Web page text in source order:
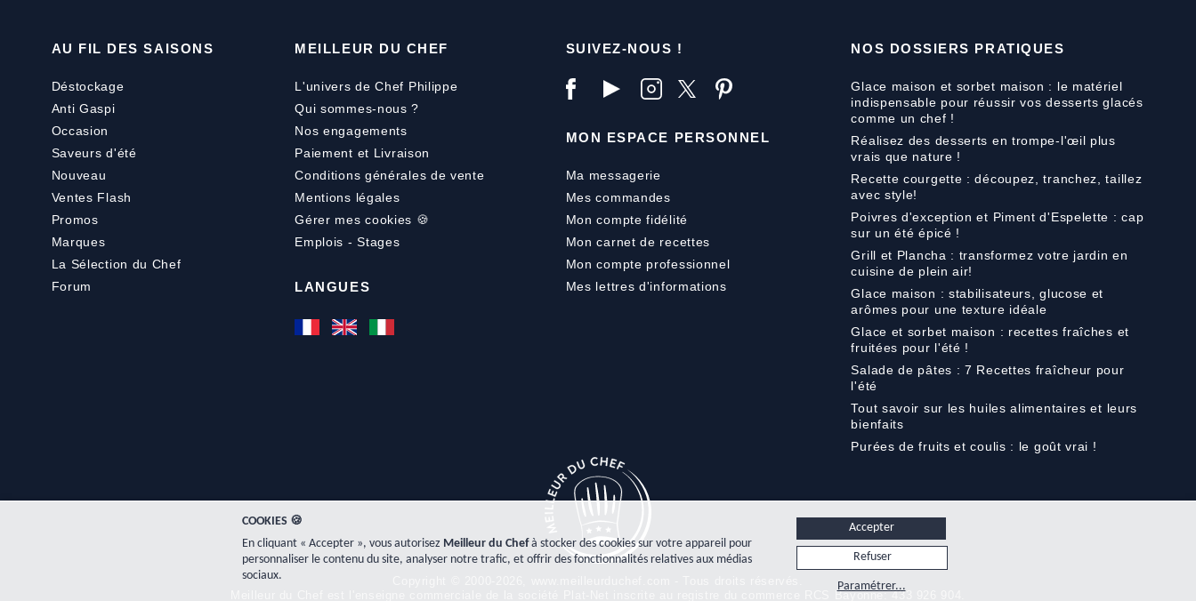
AU FIL DES SAISONS
Déstockage
Anti Gaspi
Occasion
Saveurs d'été
Nouveau
Ventes Flash
Promos
Marques
La Sélection du Chef
Forum
MEILLEUR DU CHEF
L'univers de Chef Philippe
Qui sommes-nous ?
Nos engagements
Paiement et Livraison
Conditions générales de vente
Mentions légales
Gérer mes cookies 🍪
Emplois - Stages
LANGUES
SUIVEZ-NOUS !
MON ESPACE PERSONNEL
Ma messagerie
Mes commandes
Mon compte fidélité
Mon carnet de recettes
Mon compte professionnel
Mes lettres d'informations
NOS DOSSIERS PRATIQUES
Glace maison et sorbet maison : le matériel
indispensable pour réussir vos desserts glacés
comme un chef !
Réalisez des desserts en trompe-l'œil plus
vrais que nature !
Recette courgette : découpez, tranchez, taillez
avec style!
Poivres d'exception et Piment d'Espelette : cap
sur un été épicé !
Grill et Plancha : transformez votre jardin en
cuisine de plein air!
Glace maison : stabilisateurs, glucose et
arômes pour une texture idéale
Glace et sorbet maison : recettes fraîches et
fruitées pour l'été !
Salade de pâtes : 7 Recettes fraîcheur pour
l'été
Tout savoir sur les huiles alimentaires et leurs
bienfaits
Purées de fruits et coulis : le goût vrai !
COOKIES 🍪
En cliquant « Accepter », vous autorisez Meilleur du Chefà stocker des cookies sur votre appareil pour
personnaliser le contenu du site, analyser notre trafic, et offrir des fonctionnalités relatives aux médias
sociaux.
Accepter
Refuser
Paramétrer...